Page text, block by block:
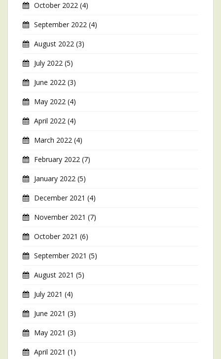
October 2022 (4)
September 2022 (4)
August 2022 (3)
July 2022 (5)
June 2022 (3)
May 2022 (4)
April 2022 (4)
March 2022 (4)
February 2022 (7)
January 2022 (5)
December 2021 (4)
November 2021 (7)
October 2021 (6)
September 2021 (5)
August 2021 (5)
July 2021 (4)
June 2021 (3)
May 2021 (3)
April 2021 (1)